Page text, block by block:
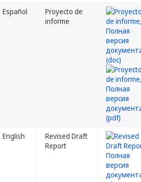
Español
Proyecto de
informe
English
Revised Draft
Report